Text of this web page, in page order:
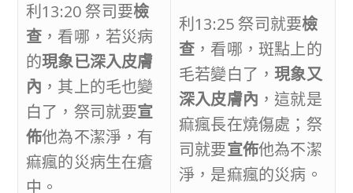
利13:20 祭司要檢
查 ，看哪，若災病
的現象已深入皮膚
內 ，其上的毛也變
白了，祭司就要宣
佈他為不潔淨，有
痲瘋的災病生在瘡
中。
利13:25 祭司就要檢
查 ，看哪，斑點上的
毛若變白了，現象又
深入皮膚內 ，這就是
痲瘋長在燒傷處；祭
司就要宣佈他為不潔
淨，是痲瘋的災病。